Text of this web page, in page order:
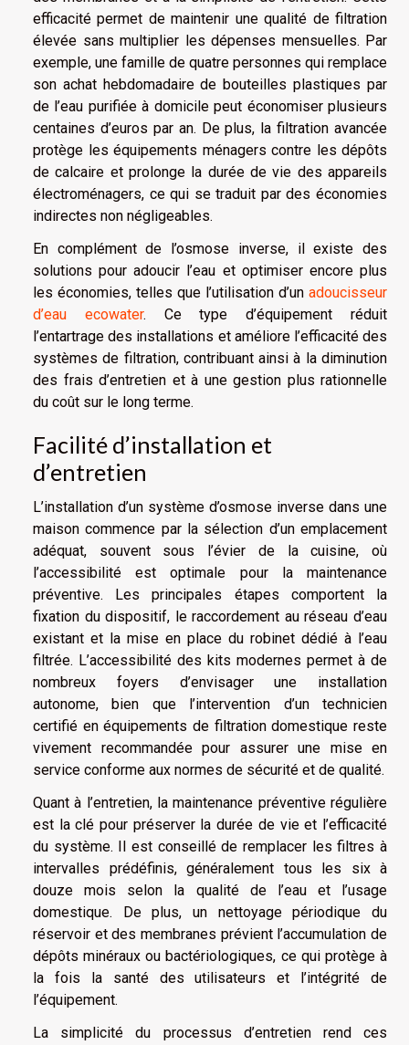
efficacité permet de maintenir une qualité de filtration
élevée sans multiplier les dépenses mensuelles. Par
exemple, une famille de quatre personnes qui remplace
son achat hebdomadaire de bouteilles plastiques par
de l’eau purifiée à domicile peut économiser plusieurs
centaines d’euros par an. De plus, la filtration avancée
protège les équipements ménagers contre les dépôts
de calcaire et prolonge la durée de vie des appareils
électroménagers, ce qui se traduit par des économies
indirectes non négligeables.
En complément de l’osmose inverse, il existe des
solutions pour adoucir l’eau et optimiser encore plus
les économies, telles que l’utilisation d’un adoucisseur
d’eau ecowater. Ce type d’équipement réduit
l’entartrage des installations et améliore l’efficacité des
systèmes de filtration, contribuant ainsi à la diminution
des frais d’entretien et à une gestion plus rationnelle
du coût sur le long terme.
Facilité d’installation et
d’entretien
L’installation d’un système d’osmose inverse dans une
maison commence par la sélection d’un emplacement
adéquat, souvent sous l’évier de la cuisine, où
l’accessibilité est optimale pour la maintenance
préventive. Les principales étapes comportent la
fixation du dispositif, le raccordement au réseau d’eau
existant et la mise en place du robinet dédié à l’eau
filtrée. L’accessibilité des kits modernes permet à de
nombreux foyers d’envisager une installation
autonome, bien que l’intervention d’un technicien
certifié en équipements de filtration domestique reste
vivement recommandée pour assurer une mise en
service conforme aux normes de sécurité et de qualité.
Quant à l’entretien, la maintenance préventive régulière
est la clé pour préserver la durée de vie et l’efficacité
du système. Il est conseillé de remplacer les filtres à
intervalles prédéfinis, généralement tous les six à
douze mois selon la qualité de l’eau et l’usage
domestique. De plus, un nettoyage périodique du
réservoir et des membranes prévient l’accumulation de
dépôts minéraux ou bactériologiques, ce qui protège à
la fois la santé des utilisateurs et l’intégrité de
l’équipement.
La simplicité du processus d’entretien rend ces